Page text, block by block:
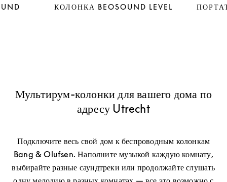
КОЛОНКА BEOSOUND LEVEL
Мультирум-колонки для вашего дома по
адресу Utrecht
Подключите весь свой дом к беспроводным колонкам
Bang & Olufsen. Наполните музыкой каждую комнату,
выбирайте разные саундтреки или продолжайте слушать